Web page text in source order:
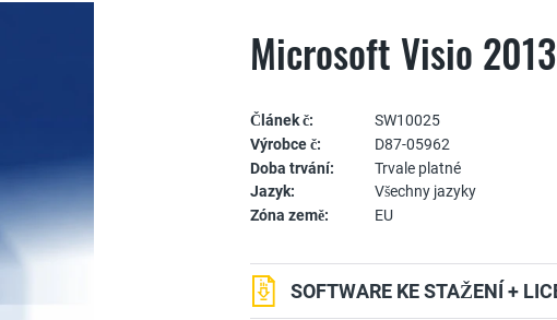
Microsoft Visio
Článek č:
SW10025
Výrobce č:
D87-05962
Doba trvání:
Trvale platné
Jazyk:
Všechny jazyky
Zóna země:
EU
SOFTWARE KE STAŽENÍ +